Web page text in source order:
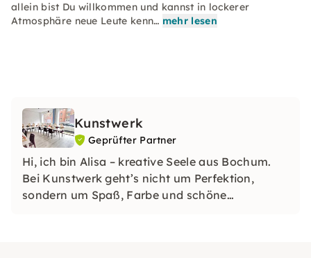
allein bist Du willkommen und kannst in lockerer
Atmosphäre neue Leute kenn… mehr lesen
Kunstwerk
Geprüfter Partner
Hi, ich bin Alisa – kreative Seele aus Bochum.
Bei Kunstwerk geht’s nicht um Perfektion,
sondern um Spaß, Farbe und schöne